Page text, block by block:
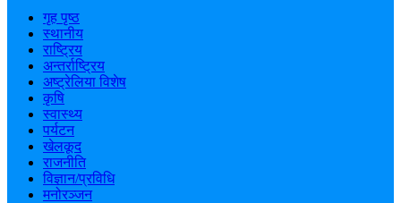
गृह पृष्ठ
स्थानीय
राष्ट्रिय
अन्तर्राष्ट्रिय
अष्ट्रेलिया विशेष
कृषि
स्वास्थ्य
पर्यटन
खेलकूद
राजनीति
विज्ञान/प्रविधि
मनोरञ्जन